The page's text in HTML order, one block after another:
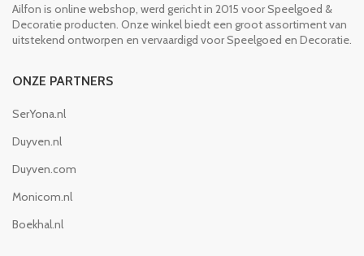
Ailfon is online webshop, werd gericht in 2015 voor Speelgoed &
Decoratie producten. Onze winkel biedt een groot assortiment van
uitstekend ontworpen en vervaardigd voor Speelgoed en Decoratie.
ONZE PARTNERS
SerYona.nl
Duyven.nl
Duyven.com
Monicom.nl
Boekhal.nl